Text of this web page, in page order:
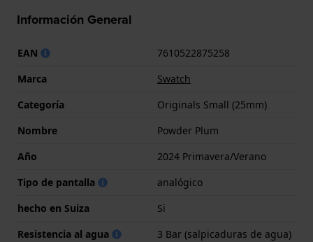
Información General
EAN
7610522875258
Marca
Swatch
Categoría
Originals Small (25mm)
Nombre
Powder Plum
Año
2024 Primavera/Verano
Tipo de pantalla
analógico
hecho en Suiza
Si
Resistencia al agua
3 Bar (salpicaduras de agua)